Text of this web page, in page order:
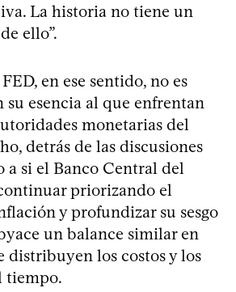
La historia no tiene un
ello”.
en ese sentido, no es
esencia al que enfrentan
monetarias del
detrás de las discusiones
a si el Banco Central del
priorizando el
y profundizar su sesgo
un balance similar en
distribuyen los costos y los
tiempo.